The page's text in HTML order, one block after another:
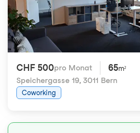
CHF 500pro Monat 65m²
Speichergasse 19, 3011 Bern
Coworking